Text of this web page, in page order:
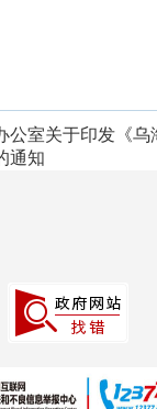
公室关于印发《乌
通知